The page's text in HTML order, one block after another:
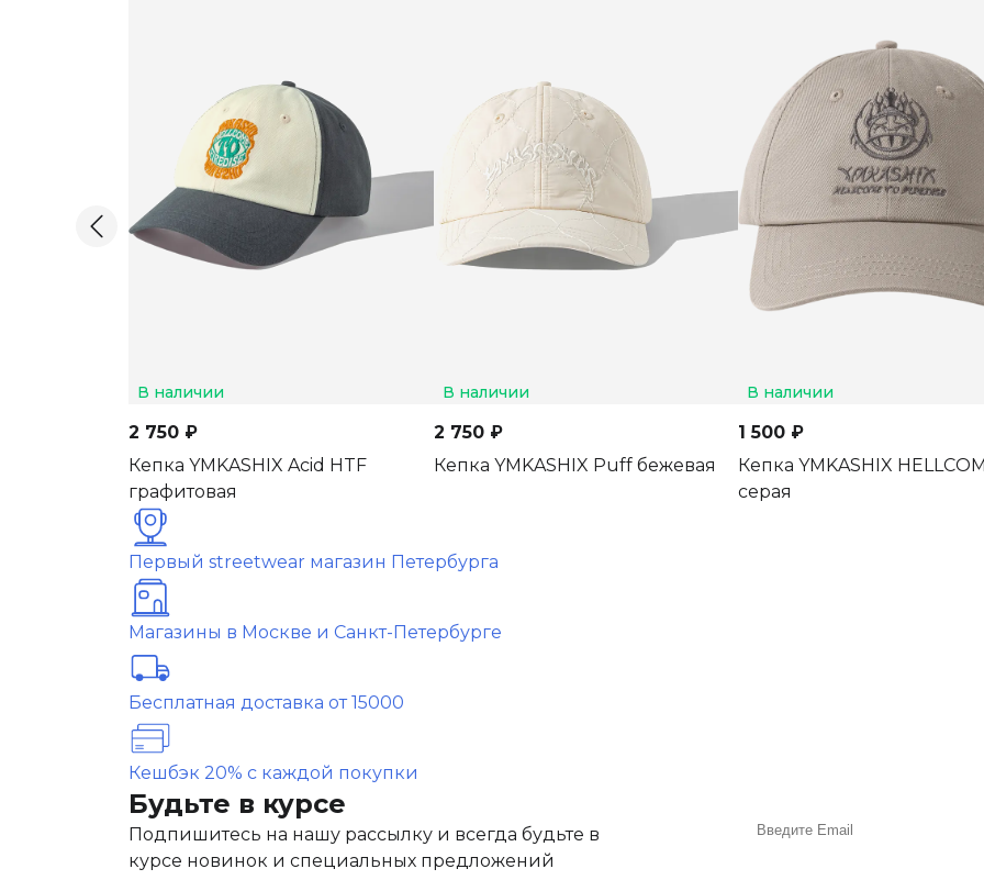
В наличии
2 750 ₽
Кепка YMKASHIX Acid HTF
графитовая
В наличии
2 750 ₽
Кепка YMKASHIX Puff бежевая
В наличии
1 500 ₽
Кепка YMKASHIX
серая
Первый streetwear магазин Петербурга
Магазины в Москве и Санкт-Петербурге
Бесплатная доставка от 15000
Кешбэк 20% с каждой покупки
Будьте в курсе
Подпишитесь на нашу рассылку и всегда будьте в
курсе новинок и специальных предложений